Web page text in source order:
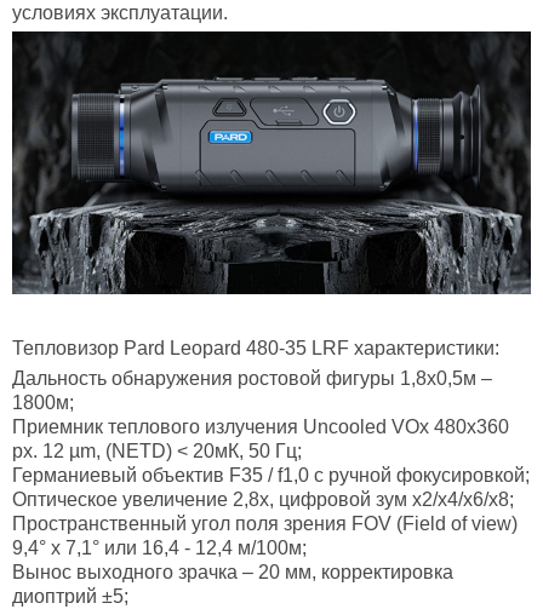
условиях эксплуатации.
Тепловизор Pard Leopard 480-35 LRF характеристики:
Дальность обнаружения ростовой фигуры 1,8х0,5м –
1800м;
Приемник теплового излучения Uncooled VOx 480x360
px. 12 µm, (NETD) < 20мК, 50 Гц;
Германиевый объектив F35 / f1,0 с ручной фокусировкой;
Оптическое увеличение 2,8х, цифровой зум x2/x4/х6/х8;
Пространственный угол поля зрения FOV (Field of view)
9,4° х 7,1° или 16,4 - 12,4 м/100м;
Вынос выходного зрачка – 20 мм, корректировка
диоптрий ±5;